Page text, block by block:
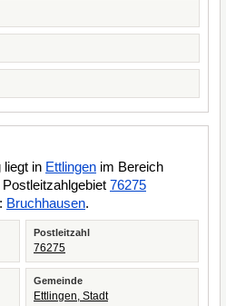
liegt in Ettlingen im Bereich
76275
Bruchhausen.
Postleitzahl
76275
Gemeinde
Ettlingen, Stadt